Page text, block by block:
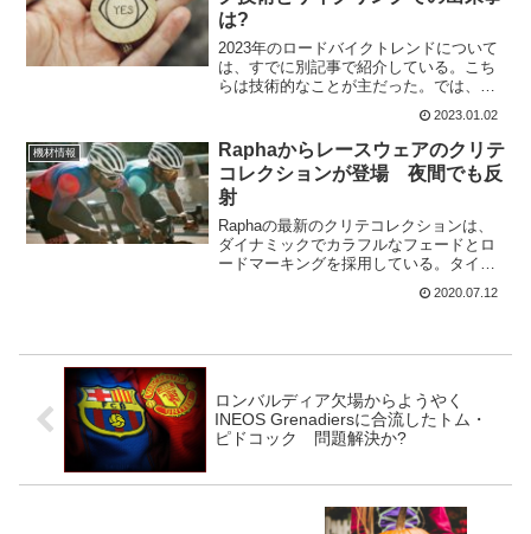
は?
2023年のロードバイクトレンドについて
は、すでに別記事で紹介している。こち
らは技術的なことが主だった。では、
があるだろうか?Specialized Tarmac SL8
の出現Quick-Step A...
2023.01.02
機材情報
Raphaからレースウェアのクリテ
コレクションが登場 夜間でも反
射
Raphaの最新のクリテコレクションは、
ダイナミックでカラフルなフェードとロ
ードマーキングを採用している。タイト
なテクニカルコースでの派手なアーバン
レース用に開発されたRapha Pro Team
2020.07.12
ロンバルディア欠場からようやく
INEOS Grenadiersに合流したトム・
ピドコック 問題解決か?